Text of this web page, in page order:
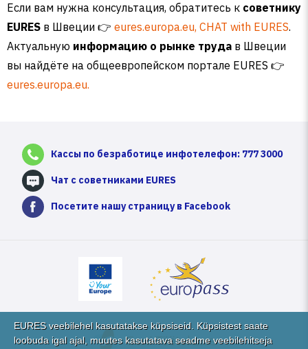
EURES veebilehel kasutatakse küpsiseid. Küpsistest saate
loobuda igal ajal, muutes kasutatava seadme veebilehitseja
Если вам нужна консультация, обратитесь к советнику
EURES в Швеции 👉 eures.europa.eu, CHAT with EURES.
Актуальную информацию о рынке труда в Швеции
вы найдёте на общеевропейском портале EURES 👉
eures.europa.eu.
Кассы по безработице инфотелефон: 777 3000
Чат с советниками EURES
Посетите нашу страницу в Facebook